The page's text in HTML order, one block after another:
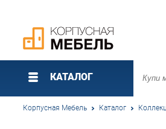
КАТАЛОГ
Корпусная Мебель Каталог